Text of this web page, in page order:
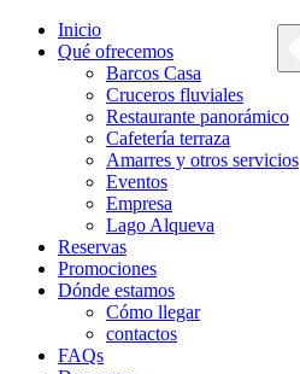
Inicio
Qué ofrecemos
Barcos Casa
Cruceros fluviales
Restaurante panorámico
Cafetería terraza
Amarres y otros servicios
Eventos
Empresa
Lago Alqueva
Reservas
Promociones
Dónde estamos
Cómo llegar
contactos
FAQs